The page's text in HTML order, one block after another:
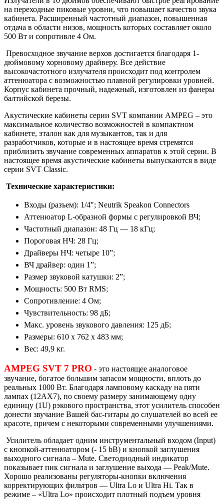
на переходные пиковые уровни, что повышает качество звука
кабинета. Расширенный частотный диапазон, повышенная
отдача в области низов, мощность которых составляет около
500 Вт и сопротивле 4 Ом.
Превосходное звучание верхов достигается благодаря 1-
дюймовому хорновому драйверу. Все действие
высокочастотного излучателя происходит под контролем
аттенюатора с возможностью плавной регулировки уровней.
Корпус кабинета прочный, надежный, изготовлен из фанеры
балтийской березы.
Акустические кабинеты серии SVT компании AMPEG – это
максимальное количество возможностей в компактном
кабинете, эталон как для музыкантов, так и для
разработчиков, которые и в настоящее время стремятся
приблизить звучание современных аппаратов к этой серии. В
настоящее время акустические кабинеты выпускаются в виде
серии SVT Classic.
Технические характеристики:
Входы (разъем): 1/4"; Neutrik Speakon Connectors
Аттенюатор L-образной формы с регулировкой ВЧ;
Частотный диапазон: 48 Гц — 18 кГц;
Пороговая НЧ: 28 Гц;
Драйверы НЧ: четыре 10”;
ВЧ драйвер: один 1”;
Размер звуковой катушки: 2”;
Мощность: 500 Вт RMS;
Сопротивление: 4 Ом;
Чувствительность: 98 дБ;
Макс. уровень звукового давления: 125 дБ;
Размеры: 610 x 762 x 483 мм;
Вес: 49,9 кг.
AMPEG SVT 7 PRO - это настоящее аналоговое
звучание, богатое большим запасом мощности, вплоть до
реальных 1000 Вт. Благодаря ламповому каскаду на пяти
лампах (12AX7), по своему размеру занимающему одну
единицу (1U) рэкового пространства, этот усилитель способен
донести звучание Вашей бас-гитары до слушателей во всей ее
красоте, причем с некоторыми современными улучшениями.
Усилитель обладает одним инструментальный входом (Input)
с кнопкой-аттенюатором (- 15 bB) и кнопкой заглушения
выходного сигнала – Mute. Светодиодный индикатор
показывает пик сигнала и заглушение выхода — Peak/Mute.
Хорошо реализованы регуляторы-кнопки включения
корректирующих фильтров — Ultra Lo и Ultra Hi. Так в
режиме – «Ultra Lo» происходит плотный подъем уровня